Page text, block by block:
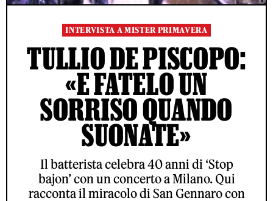
INTERVISTA A MISTER PRIMAVERA
TULLIO DE PISCOPO:
«E FATELO UN
SORRISO QUANDO
SUONATE»
Il batterista celebra 40 anni di ‘Stop
bajon’ con un concerto a Milano. Qui
racconta il miracolo di San Gennaro con